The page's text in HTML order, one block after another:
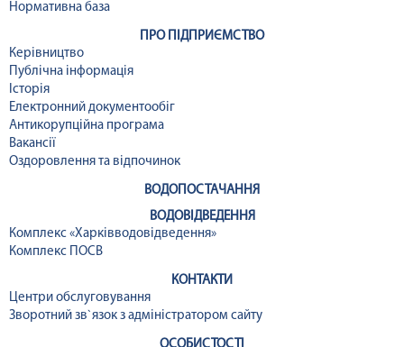
Нормативна база
ПРО ПІДПРИЄМСТВО
Керівництво
Публічна інформація
Історія
Електронний документообіг
Антикорупційна програма
Вакансії
Оздоровлення та відпочинок
ВОДОПОСТАЧАННЯ
ВОДОВІДВЕДЕННЯ
Комплекс «Харківводовідведення»
Комплекс ПОСВ
КОНТАКТИ
Центри обслуговування
Зворотний зв`язок з адміністратором сайту